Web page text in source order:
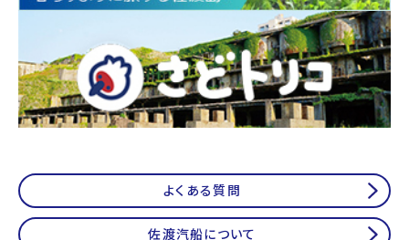
よくある質問
佐渡汽船について